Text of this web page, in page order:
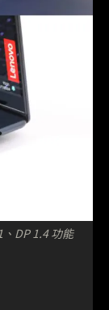
DP 1.4 功能